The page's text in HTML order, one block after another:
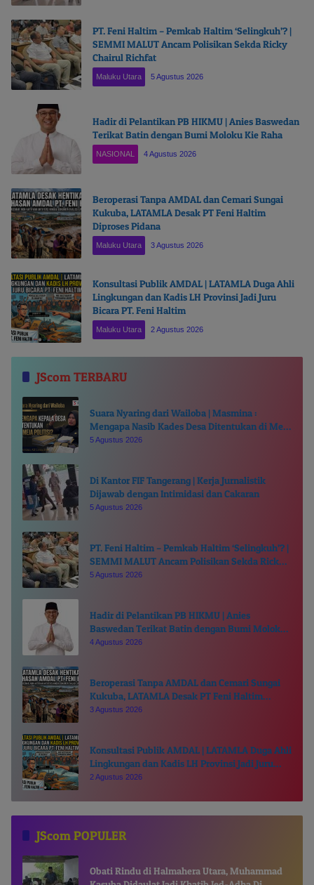
PT. Feni Haltim – Pemkab Haltim ‘Selingkuh’? |
SEMMI MALUT Ancam Polisikan Sekda Ricky
Chairul Richfat
Maluku Utara 5 Agustus 2026
Hadir di Pelantikan PB HIKMU | Anies Baswedan
Terikat Batin dengan Bumi Moloku Kie Raha
NASIONAL 4 Agustus 2026
Beroperasi Tanpa AMDAL dan Cemari Sungai
Kukuba, LATAMLA Desak PT Feni Haltim
Diproses Pidana
Maluku Utara 3 Agustus 2026
Konsultasi Publik AMDAL | LATAMLA Duga Ahli
Lingkungan dan Kadis LH Provinsi Jadi Juru
Bicara PT. Feni Haltim
Maluku Utara 2 Agustus 2026
JScom TERBARU
Suara Nyaring dari Wailoba | Masmina :
Mengapa Nasib Kades Desa Ditentukan di Meja
Politisi?
5 Agustus 2026
Di Kantor FIF Tangerang | Kerja Jurnalistik
Dijawab dengan Intimidasi dan Cakaran
5 Agustus 2026
PT. Feni Haltim – Pemkab Haltim ‘Selingkuh’? |
SEMMI MALUT Ancam Polisikan Sekda Ricky
Chairul Richfat
5 Agustus 2026
Hadir di Pelantikan PB HIKMU | Anies
Baswedan Terikat Batin dengan Bumi Moloku
Kie Raha
4 Agustus 2026
Beroperasi Tanpa AMDAL dan Cemari Sungai
Kukuba, LATAMLA Desak PT Feni Haltim
Diproses Pidana
3 Agustus 2026
Konsultasi Publik AMDAL | LATAMLA Duga Ahli
Lingkungan dan Kadis LH Provinsi Jadi Juru
Bicara PT. Feni Haltim
2 Agustus 2026
JScom POPULER
Obati Rindu di Halmahera Utara, Muhammad